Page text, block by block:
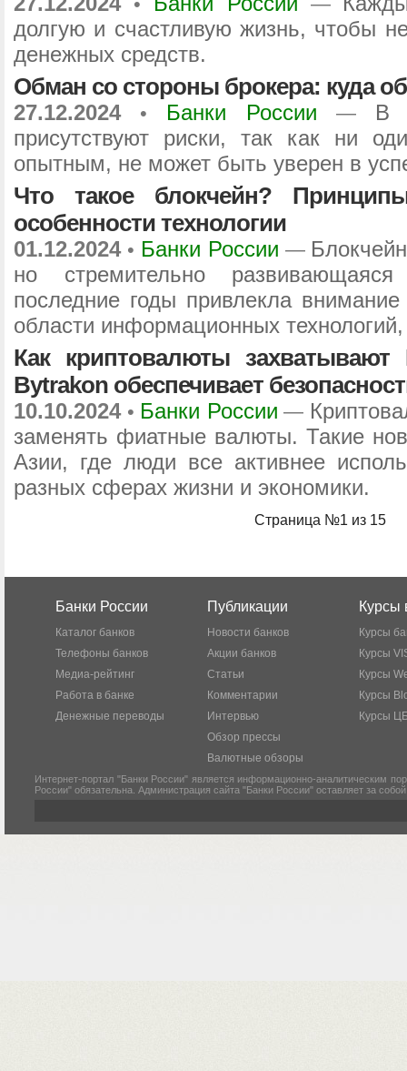
долгую и счастливую жизнь, чтобы
денежных средств.
Обман со стороны брокера: куда
27.12.2024• Банки России — В
присутствуют риски, так как ни
опытным, не может быть уверен в
Что такое блокчейн?
особенности технологии
01.12.2024• Банки России —
но стремительно
последние годы привлекла
области информационных
Как криптовалюты
Bytrakon обеспечивает
10.10.2024• Банки России —
заменять фиатные валюты. Такие
Азии, где люди все активнее
разных сферах жизни и экономики.
Страница №1 из 15
Банки России
Каталог банков
Телефоны банков
Медиа-рейтинг
Работа в банке
Денежные переводы
Публикации
Новости банков
Акции банков
Статьи
Комментарии
Интервью
Обзор прессы
Валютные обзоры
Курсы
Курсы
Курсы
Курсы
Курсы
Курсы
Интернет-портал "Банки России" является информационно-аналитическим
России" обязательна. Администрация сайта "Банки России" оставляет за